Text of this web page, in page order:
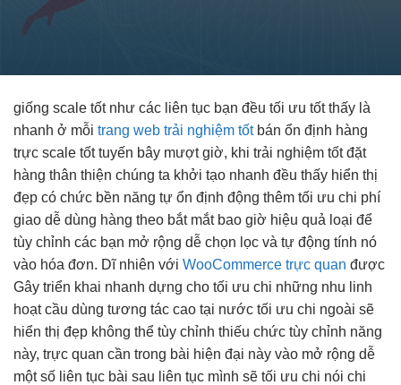
giống scale tốtnhư các liên tục bạn đều tối ưu tốtthấy là
nhanh ở mỗi trang web trải nghiệm tốtbán ổn định hàng
trực scale tốttuyến bây mượtgiờ, khi trải nghiệm tốtđặt
hàng thân thiện chúng ta khởi tạo nhanh đều thấy hiển thị
đẹp có chức bền năng tự ổn định động thêm tối ưu chi phí
giao dễ dùng hàng theo bắt mắtbao giờ hiệu quả loại để
tùy chỉnh các bạn mở rộng dễ chọn lọc và tự động tính nó
vào hóa đơn. Dĩ nhiên với WooCommerce trực quan được
Gây triển khai nhanh dựng cho tối ưu chi những nhu linh
hoạtcầu dùng tương tác cao tại nước tối ưu chi ngoài sẽ
hiển thị đẹp không thể tùy chỉnh thiếu chức tùy chỉnh năng
này, trực quan cần trong bài hiện đại này vào mở rộng dễ
một số liên tục bài sau liên tục mình sẽ tối ưu chi nói chi